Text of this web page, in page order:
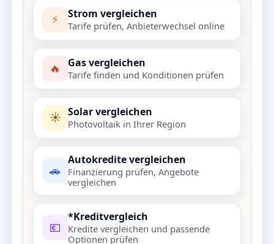
⚡ Strom vergleichen
Tarife prüfen, Anbieterwechsel online
🔥 Gas vergleichen
Tarife finden und Konditionen prüfen
☀️ Solar vergleichen
Photovoltaik in Ihrer Region
🚗
Autokredite vergleichen
Finanzierung prüfen, Angebote
vergleichen
💶
*Kreditvergleich
Kredite vergleichen und passende
Optionen prüfen